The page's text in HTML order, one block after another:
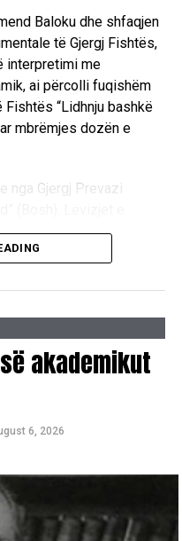
Baloku dhe shfaqjen
të Gjergj Fishtës,
interpretimi me
ai përcolli fuqishëm
“Lidhnju bashkë
mbrëmjes dozën e
nga Gjergj Prevazi
dhe Chiara Xoxi
përpjekjen për të
me performancën e
muziken
akademikut
6, 2026